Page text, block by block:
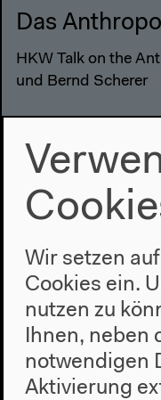
Das
HKW Talk on the
und Bernd Scherer
Video – 0:50:59
Das
Eröffnung
Dialog zwischen
Wir setzen
Cookies ein.
nutzen zu
Ihnen, neben
notwendigen
Aktivierung